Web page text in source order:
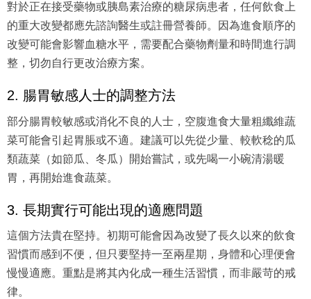
對於正在接受藥物或胰島素治療的糖尿病患者，任何飲食上
的重大改變都應先諮詢醫生或註冊營養師。因為進食順序的
改變可能會影響血糖水平，需要配合藥物劑量和時間進行調
整，切勿自行更改治療方案。
2. 腸胃敏感人士的調整方法
部分腸胃較敏感或消化不良的人士，空腹進食大量粗纖維蔬
菜可能會引起胃脹或不適。建議可以先從少量、較軟稔的瓜
類蔬菜（如節瓜、冬瓜）開始嘗試，或先喝一小碗清湯暖
胃，再開始進食蔬菜。
3. 長期實行可能出現的適應問題
這個方法貴在堅持。初期可能會因為改變了長久以來的飲食
習慣而感到不便，但只要堅持一至兩星期，身體和心理便會
慢慢適應。重點是將其內化成一種生活習慣，而非嚴苛的戒
律。